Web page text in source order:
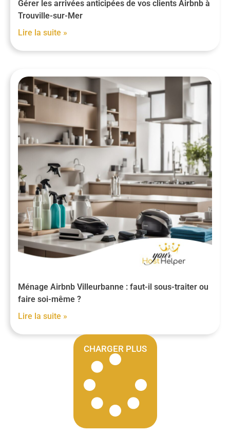
Gérer les arrivées anticipées de vos clients Airbnb à
Trouville-sur-Mer
Lire la suite »
Ménage Airbnb Villeurbanne : faut-il sous-traiter ou
faire soi-même ?
Lire la suite »
CHARGER PLUS